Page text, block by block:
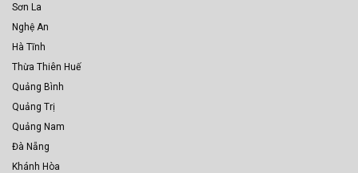
Sơn La
Nghệ An
Hà Tĩnh
Thừa Thiên Huế
Quảng Bình
Quảng Trị
Quảng Nam
Đà Nẵng
Khánh Hòa